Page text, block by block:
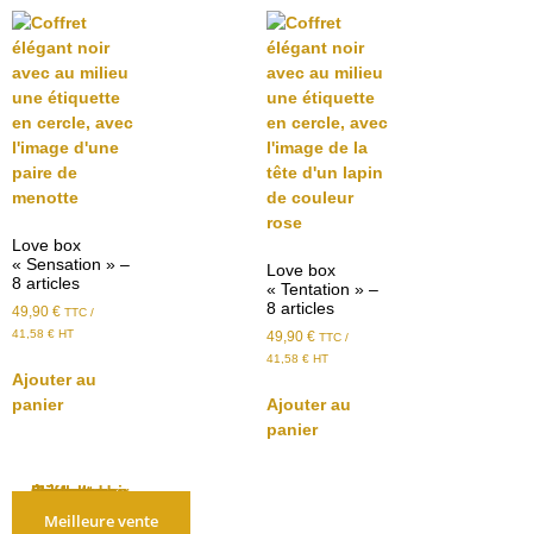
Love box
« Sensation » –
8 articles
49,90 € TTC /
41,58 € HT
Ajouter au
panier
Love box
« Tentation » –
8 articles
49,90 € TTC /
41,58 € HT
Ajouter au
panier
Meilleure vente